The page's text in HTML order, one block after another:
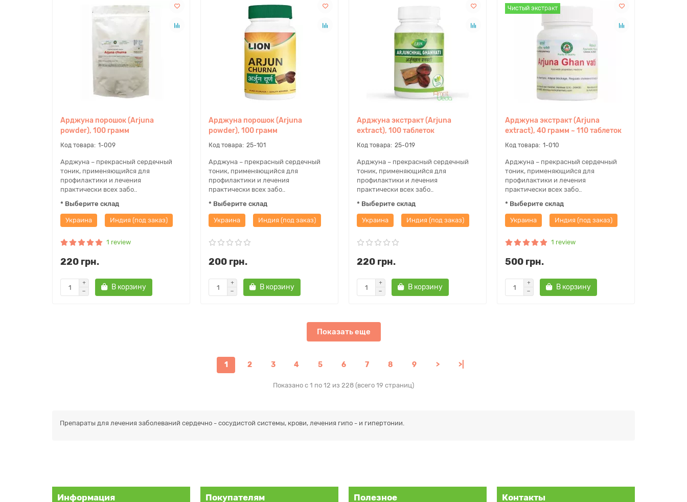
Арджуна порошок (Arjuna
powder), 100 грамм
1-009
Арджуна – прекрасный сердечный
тоник, применяющийся для
профилактики и лечения
практически всех забо..
* Выберите склад
Украина Индия (под заказ)
1 review
220 грн.
В корзину
Арджуна порошок (Arjuna
powder), 100 грамм
25-101
Арджуна – прекрасный сердечный
тоник, применяющийся для
профилактики и лечения
практически всех забо..
* Выберите склад
Украина Индия (под заказ)
200 грн.
В корзину
Арджуна экстракт (Arjuna
extract), 100 таблеток
25-019
Арджуна – прекрасный сердечный
тоник, применяющийся для
профилактики и лечения
практически всех забо..
* Выберите склад
Украина Индия (под заказ)
220 грн.
В корзину
Чистый экстракт
Арджуна экстракт (Arjuna
extract), 40 грамм ~ 110 таблеток
1-010
Арджуна – прекрасный сердечный
тоник, применяющийся для
профилактики и лечения
практически всех забо..
* Выберите склад
Украина Индия (под заказ)
1 review
500 грн.
В корзину
Показать еще
1 2 3 4 5 6 7 8 9 > >|
Показано с 1 по 12 из 228 (всего 19 страниц)
Препараты для лечения заболеваний сердечно - сосудистой системы, крови, лечения гипо - и гипертонии.
Информация Покупателям Полезное Контакты